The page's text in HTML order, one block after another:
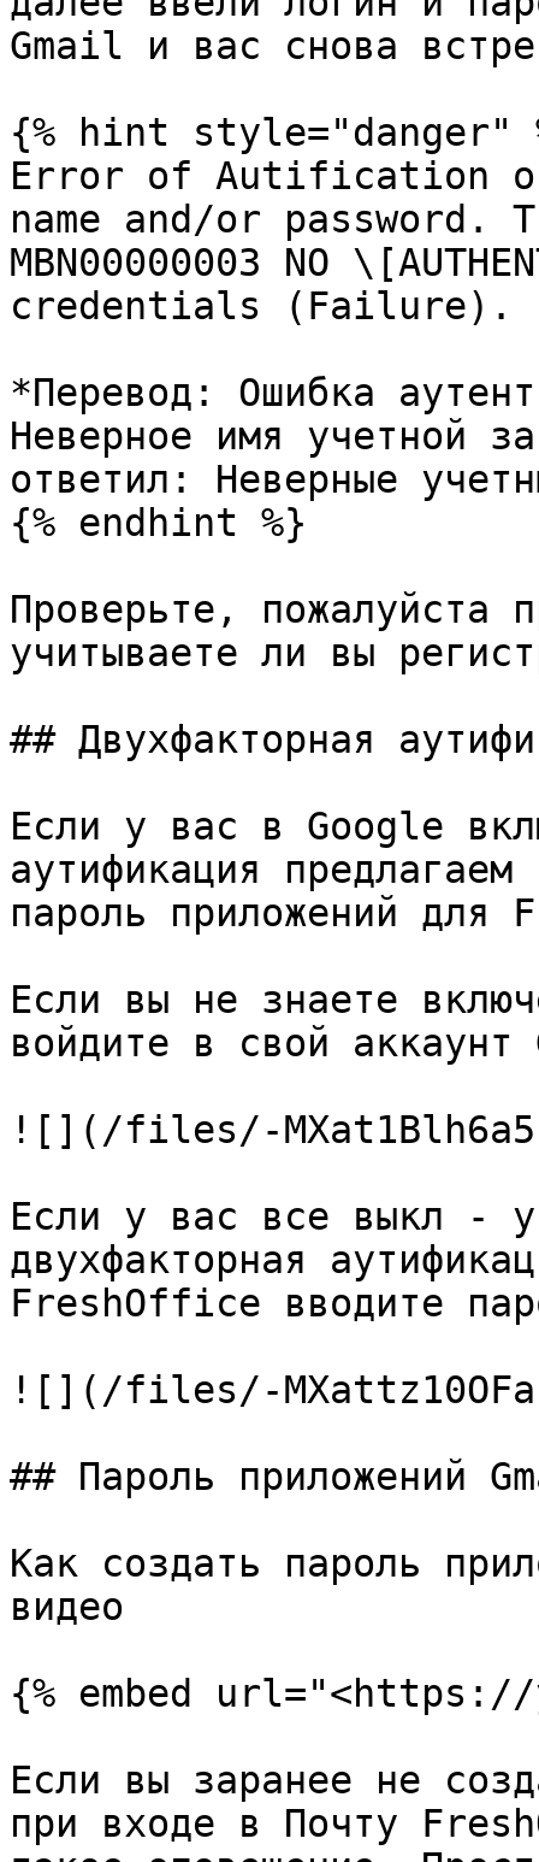
Gmail и вас снова
{% hint style="danger"
Error of Autification on
name and/or password.
MBN00000003 NO
credentials (Failure).
*Перевод: Ошибка
Неверное имя учетной
ответил: Неверные
{% endhint %}
Проверьте, пожалуйста
учитываете ли вы
## Двухфакторная
Если у вас в Google
аутификация
пароль приложений для
Если вы не знаете
войдите в свой аккаунт
![](/files/-
Если у вас все выкл -
двухфакторная
FreshOffice вводите
![](/files/-
## Пароль приложений
Как создать пароль
видео
{% embed url="<https://
Если вы заранее не
при входе в Почту